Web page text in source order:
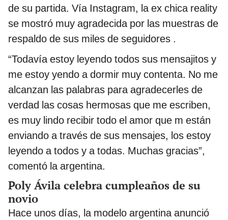
de su partida. Vía Instagram, la ex chica reality
se mostró muy agradecida por las muestras de
respaldo de sus miles de seguidores .
“Todavía estoy leyendo todos sus mensajitos y
me estoy yendo a dormir muy contenta. No me
alcanzan las palabras para agradecerles de
verdad las cosas hermosas que me escriben,
es muy lindo recibir todo el amor que m están
enviando a través de sus mensajes, los estoy
leyendo a todos y a todas. Muchas gracias”,
comentó la argentina.
Poly Ávila celebra cumpleaños de su
novio
Hace unos días, la modelo argentina anunció